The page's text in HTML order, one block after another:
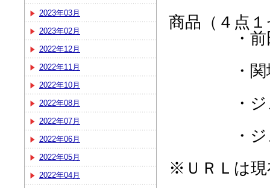
2023年03月
2023年02月
2022年12月
2022年11月
2022年10月
2022年08月
2022年07月
2022年06月
2022年05月
2022年04月
商品（４点
・前田遼
・関塚監
・ジュビ
・ジュビ
※ＵＲＬは現